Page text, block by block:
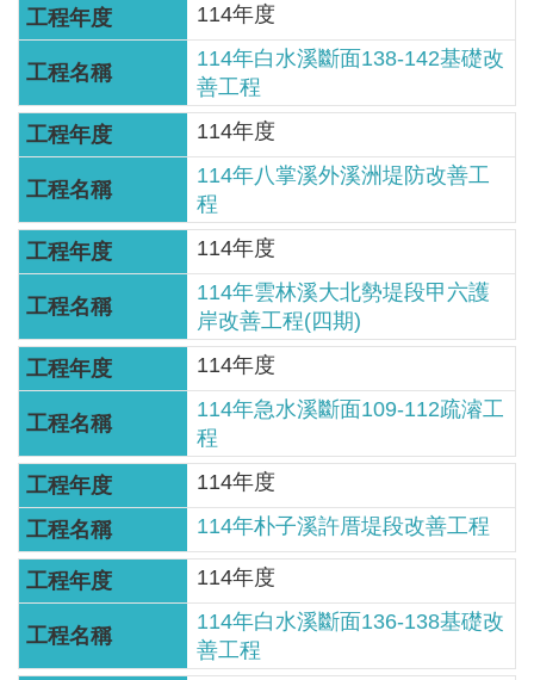
訊
服
務
關
於
本
署
網
站
導
覽
回
首
頁
意
見
箱
114年度
114年白水溪斷面138-142基礎改
善工程
114年度
114年八掌溪外溪洲堤防改善工
程
114年度
114年雲林溪大北勢堤段甲六護
岸改善工程(四期)
114年度
114年急水溪斷面109-112疏濬工
程
114年度
114年朴子溪許厝堤段改善工程
114年度
114年白水溪斷面136-138基礎改
善工程